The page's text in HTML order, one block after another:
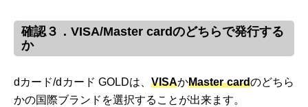
確認３．VISA/Master cardのどちらで発行する
か
dカード/dカード GOLDは、VISAかMaster cardのどちら
かの国際ブランドを選択することが出来ます。